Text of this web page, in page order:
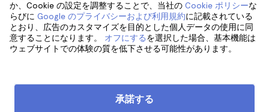
か、Cookie の設定を調整することで、当社の Cookie ポリシーな
らびに Google のプライバシーおよび利用規約に記載されている
とおり、広告のカスタマイズを目的とした個人データの使用に同
意することになります。 オフにするを選択した場合、基本機能は
ウェブサイトでの体験の質を低下させる可能性があります。
承諾する
サポート
サポート
お問い合わせ
フォローしてください